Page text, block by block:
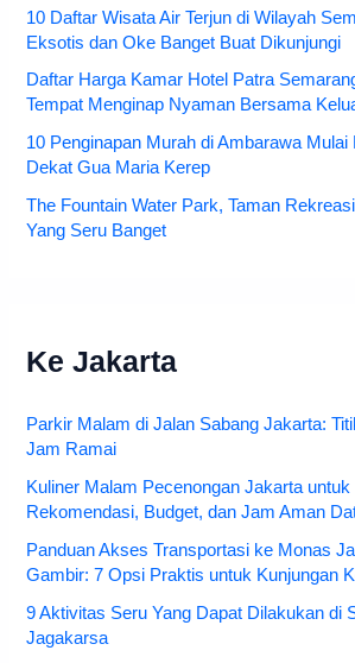
10 Daftar Wisata Air Terjun di Wilayah
Eksotis dan Oke Banget Buat Dikunjungi
Daftar Harga Kamar Hotel Patra
Tempat Menginap Nyaman Bersama
10 Penginapan Murah di Ambarawa Mulai
Dekat Gua Maria Kerep
The Fountain Water Park, Taman
Yang Seru Banget
Ke Jakarta
Parkir Malam di Jalan Sabang Jakarta:
Jam Ramai
Kuliner Malam Pecenongan Jakarta untuk
Rekomendasi, Budget, dan Jam Aman
Panduan Akses Transportasi ke Monas
Gambir: 7 Opsi Praktis untuk Kunjungan
9 Aktivitas Seru Yang Dapat Dilakukan di
Jagakarsa